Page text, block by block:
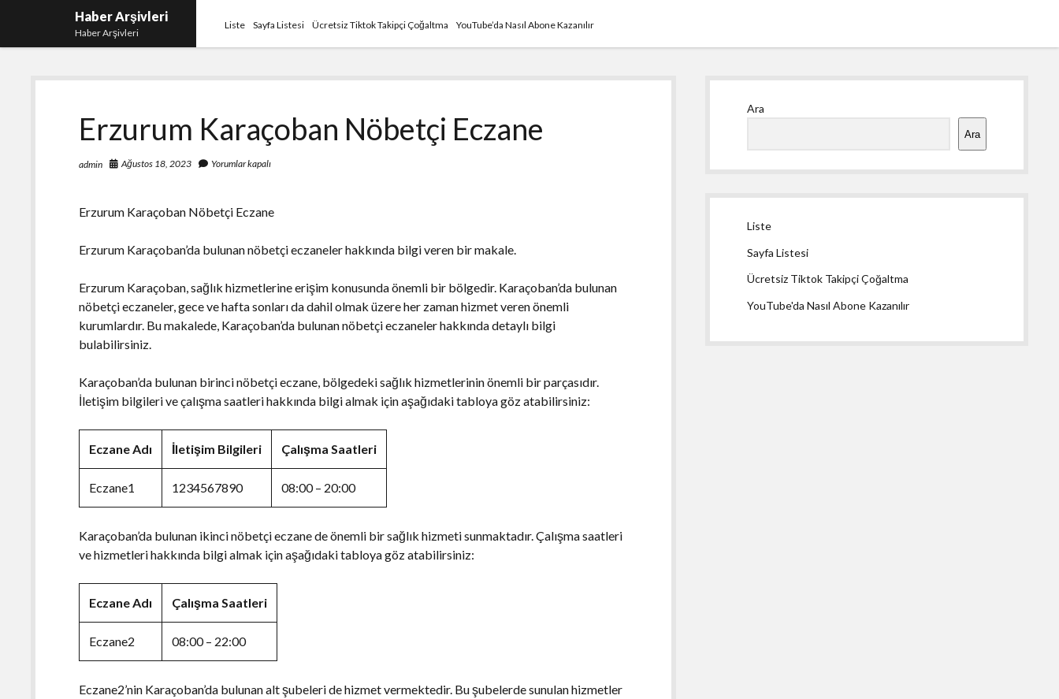
Haber Arşivleri
Haber Arşivleri
Liste Sayfa Listesi Ücretsiz Tiktok Takipçi Çoğaltma YouTube’da Nasıl Abone Kazanılır
Erzurum Karaçoban Nöbetçi Eczane
admin Ağustos 18, 2023 Yorumlar kapalı
Erzurum Karaçoban Nöbetçi Eczane
Erzurum Karaçoban’da bulunan nöbetçi eczaneler hakkında bilgi veren bir makale.
Erzurum Karaçoban, sağlık hizmetlerine erişim konusunda önemli bir bölgedir. Karaçoban’da bulunan
nöbetçi eczaneler, gece ve hafta sonları da dahil olmak üzere her zaman hizmet veren önemli
kurumlardır. Bu makalede, Karaçoban’da bulunan nöbetçi eczaneler hakkında detaylı bilgi
bulabilirsiniz.
Karaçoban’da bulunan birinci nöbetçi eczane, bölgedeki sağlık hizmetlerinin önemli bir parçasıdır.
İletişim bilgileri ve çalışma saatleri hakkında bilgi almak için aşağıdaki tabloya göz atabilirsiniz:
Eczane Adı İletişim Bilgileri Çalışma Saatleri
Eczane1 1234567890 08:00 – 20:00
Karaçoban’da bulunan ikinci nöbetçi eczane de önemli bir sağlık hizmeti sunmaktadır. Çalışma saatleri
ve hizmetleri hakkında bilgi almak için aşağıdaki tabloya göz atabilirsiniz:
Eczane Adı Çalışma Saatleri
Eczane2 08:00 – 22:00
Eczane2’nin Karaçoban’da bulunan alt şubeleri de hizmet vermektedir. Bu şubelerde sunulan hizmetler
Ara
Ara
Liste
Sayfa Listesi
Ücretsiz Tiktok Takipçi Çoğaltma
YouTube'da Nasıl Abone Kazanılır